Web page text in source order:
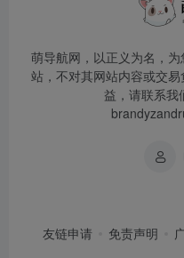
萌导航网，以正义为名，
站，不对其网站内容或交
益，请联系我
友链申请 免责声明